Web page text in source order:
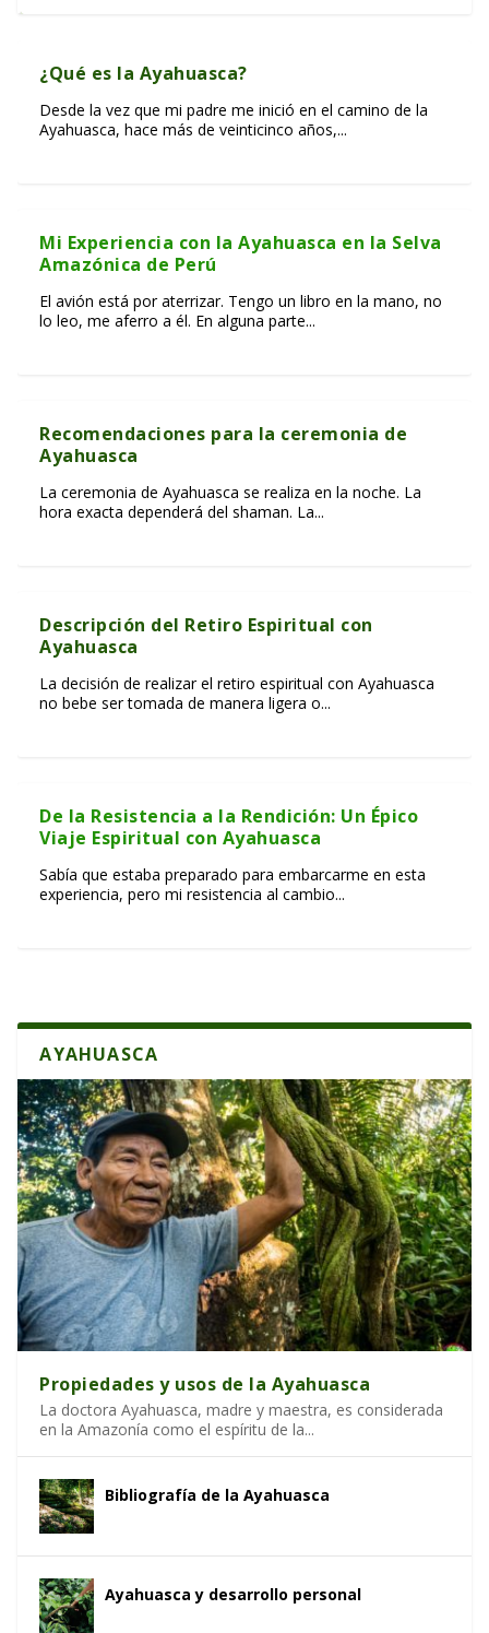
Las Reveladoras Lecciones de la Ayahuasca
¿Cómo se utiliza el Ayahuasca?
Retiros Espirituales con Ayahuasca en Cusco
¿Qué es la Ayahuasca?
Desde la vez que mi padre me inició en el camino de la
Ayahuasca, hace más de veinticinco años,...
Mi Experiencia con la Ayahuasca en la Selva
Amazónica de Perú
El avión está por aterrizar. Tengo un libro en la mano, no
lo leo, me aferro a él. En alguna parte...
Recomendaciones para la ceremonia de
Ayahuasca
La ceremonia de Ayahuasca se realiza en la noche. La
hora exacta dependerá del shaman. La...
Descripción del Retiro Espiritual con
Ayahuasca
La decisión de realizar el retiro espiritual con Ayahuasca
no bebe ser tomada de manera ligera o...
De la Resistencia a la Rendición: Un Épico
Viaje Espiritual con Ayahuasca
Sabía que estaba preparado para embarcarme en esta
experiencia, pero mi resistencia al cambio...
AYAHUASCA
Propiedades y usos de la Ayahuasca
La doctora Ayahuasca, madre y maestra, es considerada
en la Amazonía como el espíritu de la...
Bibliografía de la Ayahuasca
Ayahuasca y desarrollo personal